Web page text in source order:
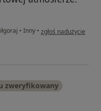
• Inny • w opinii użytkownika
zgłoś nadużycie
zweryfikowany